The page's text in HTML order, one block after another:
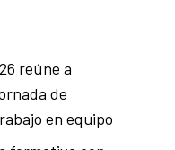
reúne a
de
en equipo